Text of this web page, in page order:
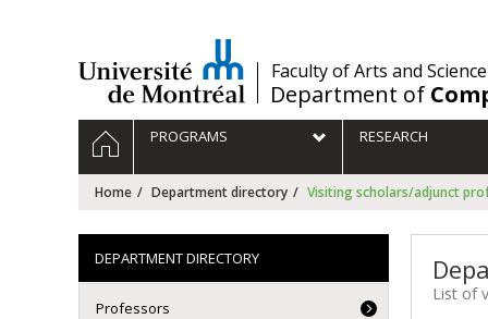
/Faculty of Arts and Science
Department of
Navigation
principale
HOMEPROGRAMS RESEARCH
Home Department directory Visiting scholars/adjunct
List of
DEPARTMENT DIRECTORY
Professors